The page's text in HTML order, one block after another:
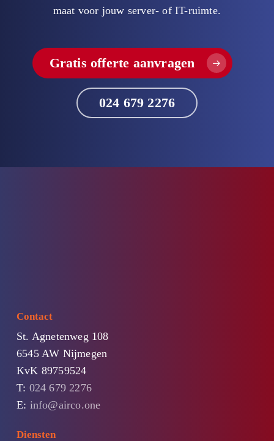
maat voor jouw server- of IT-ruimte.
Gratis offerte aanvragen
024 679 2276
Contact
St. Agnetenweg 108
6545 AW Nijmegen
KvK 89759524
T: 024 679 2276
E: info@airco.one
Diensten